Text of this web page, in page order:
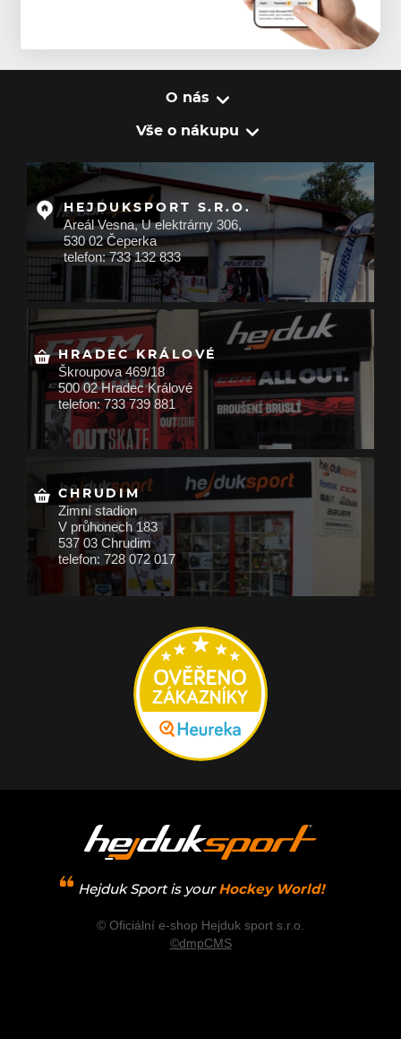
O nás
Vše o nákupu
HEJDUKSPORT S.R.O.
Areál Vesna, U elektrárny 306,
530 02 Čeperka
telefon: 733 132 833
HRADEC KRÁLOVÉ
Škroupova 469/18
500 02 Hradec Králové
telefon: 733 739 881
CHRUDIM
Zimní stadion
V průhonech 183
537 03 Chrudim
telefon: 728 072 017
Hejduk Sport is your Hockey World!
© Oficiální e-shop Hejduk sport s.r.o.
©dmpCMS